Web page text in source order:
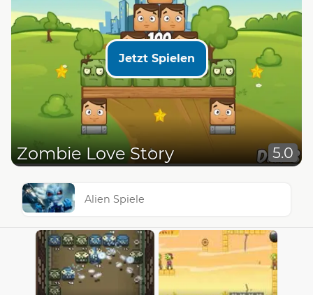
Jetzt Spielen
Zombie Love Story 5.0
Alien Spiele